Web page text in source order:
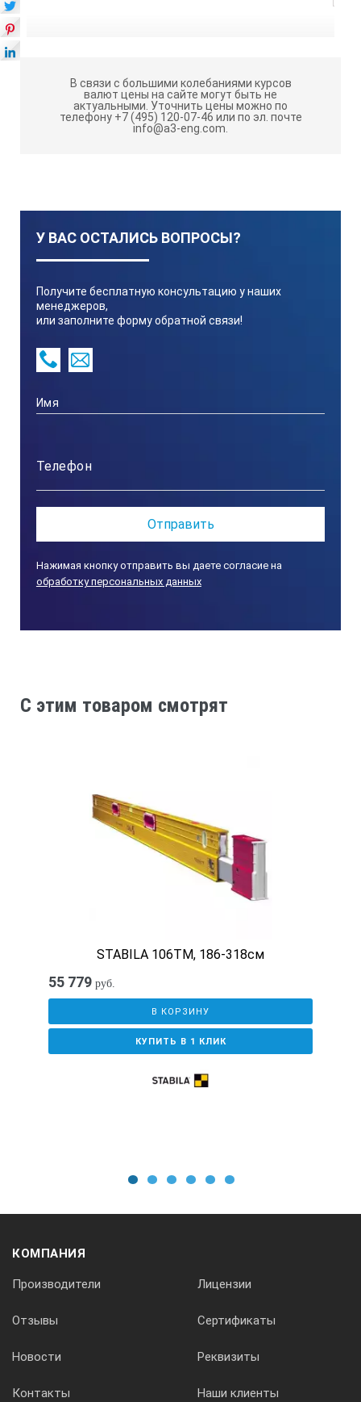
В связи с большими колебаниями курсов
валют цены на сайте могут быть не
актуальными. Уточнить цены можно по
телефону +7 (495) 120-07-46 или по эл. почте
info@a3-eng.com.
У ВАС ОСТАЛИСЬ ВОПРОСЫ?
Получите бесплатную консультацию у наших
менеджеров,
или заполните форму обратной связи!
Нажимая кнопку отправить вы даете согласие на
обработку персональных данных
C этим товаром смотрят
STABILA 106ТМ, 186-318см
55 779 руб.
В КОРЗИНУ
КУПИТЬ В 1 КЛИК
КОМПАНИЯ
Производители Лицензии
Отзывы Сертификаты
Новости Реквизиты
Контакты Наши клиенты